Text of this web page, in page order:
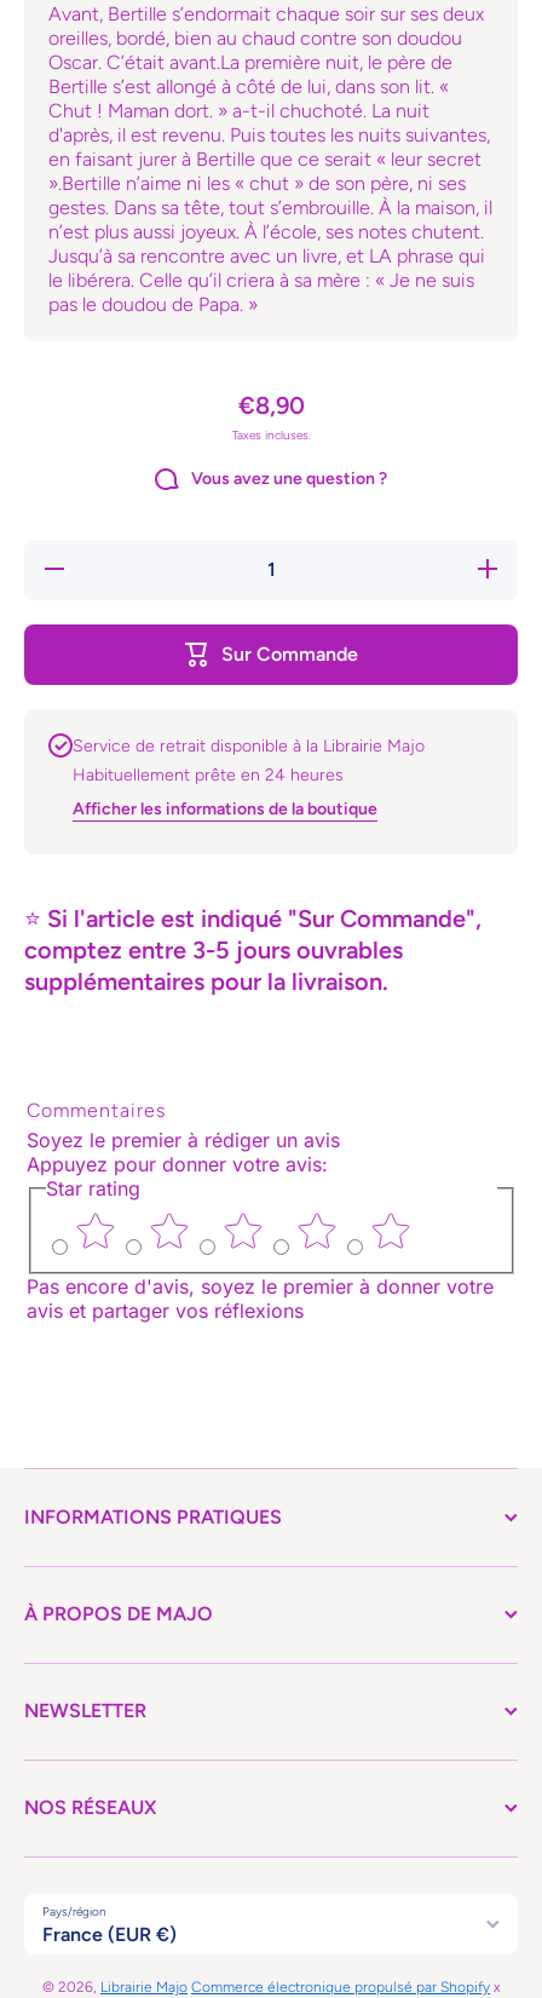
Avant, Bertille s’endormait chaque soir sur ses deux
oreilles, bordé, bien au chaud contre son doudou
Oscar. C’était avant.La première nuit, le père de
Bertille s’est allongé à côté de lui, dans son lit. «
Chut ! Maman dort. » a-t-il chuchoté. La nuit
d'après, il est revenu. Puis toutes les nuits suivantes,
en faisant jurer à Bertille que ce serait « leur secret
».Bertille n’aime ni les « chut » de son père, ni ses
gestes. Dans sa tête, tout s’embrouille. À la maison, il
n’est plus aussi joyeux. À l’école, ses notes chutent.
Jusqu’à sa rencontre avec un livre, et LA phrase qui
le libérera. Celle qu’il criera à sa mère : « Je ne suis
pas le doudou de Papa. »
€8,90
Taxes incluses.
Vous avez une question ?
Réduire
la
doudou
Sur Commande
Service de retrait disponible à la Librairie Majo
Habituellement prête en 24 heures
Afficher les informations de la boutique
⭐ Si l'article est indiqué "Sur Commande",
comptez entre 3-5 jours ouvrables
supplémentaires pour la livraison.
Commentaires
Soyez le premier à rédiger un avis
Appuyez pour donner votre avis:
Star rating
Pas encore d'avis, soyez le premier à donner votre
avis et partager vos réflexions
INFORMATIONS PRATIQUES
À PROPOS DE MAJO
NEWSLETTER
NOS RÉSEAUX
Pays/région
France (EUR €)
© 2026, Librairie Majo Commerce électronique propulsé par Shopify x